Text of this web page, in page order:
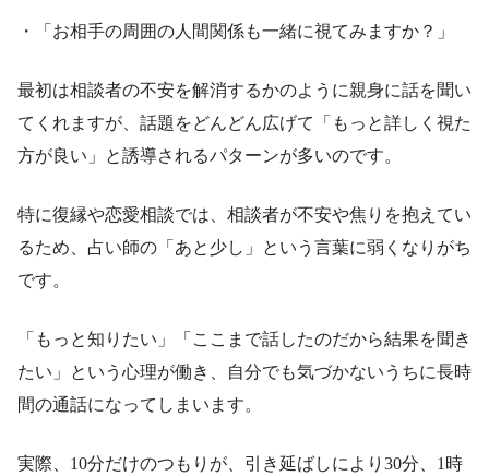
・「お相手の周囲の人間関係も一緒に視てみますか？」
最初は相談者の不安を解消するかのように親身に話を聞い
てくれますが、話題をどんどん広げて「もっと詳しく視た
方が良い」と誘導されるパターンが多いのです。
特に復縁や恋愛相談では、相談者が不安や焦りを抱えてい
るため、占い師の「あと少し」という言葉に弱くなりがち
です。
「もっと知りたい」「ここまで話したのだから結果を聞き
たい」という心理が働き、自分でも気づかないうちに長時
間の通話になってしまいます。
実際、10分だけのつもりが、引き延ばしにより30分、1時